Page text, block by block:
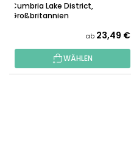
Cumbria Lake District,
Großbritannien
ab 23,49 €
WÄHLEN